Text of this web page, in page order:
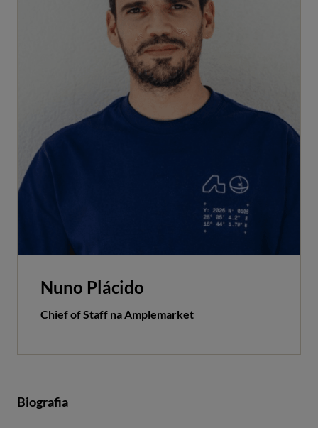
Nuno Plácido
Chief of Staff na Amplemarket
Biografia